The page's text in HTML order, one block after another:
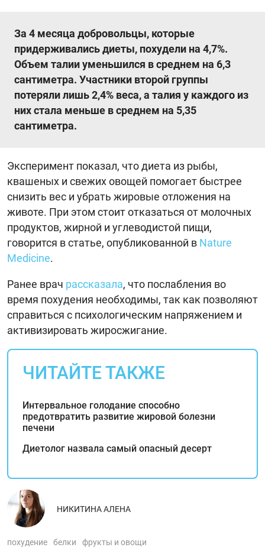
За 4 месяца добровольцы, которые
придерживались диеты, похудели на 4,7%.
Объем талии уменьшился в среднем на 6,3
сантиметра. Участники второй группы
потеряли лишь 2,4% веса, а талия у каждого из
них стала меньше в среднем на 5,35
сантиметра.
Эксперимент показал, что диета из рыбы,
квашеных и свежих овощей помогает быстрее
снизить вес и убрать жировые отложения на
животе. При этом стоит отказаться от молочных
продуктов, жирной и углеводистой пищи,
говорится в статье, опубликованной в Nature
Medicine.
Ранее врач рассказала, что послабления во
время похудения необходимы, так как позволяют
справиться с психологическим напряжением и
активизировать жиросжигание.
ЧИТАЙТЕ ТАКЖЕ
Интервальное голодание способно
предотвратить развитие жировой болезни
печени
Диетолог назвала самый опасный десерт
НИКИТИНА АЛЕНА
похудение белки фрукты и овощи